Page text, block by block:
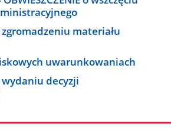
materiału
uwarunkowaniach
decyzji